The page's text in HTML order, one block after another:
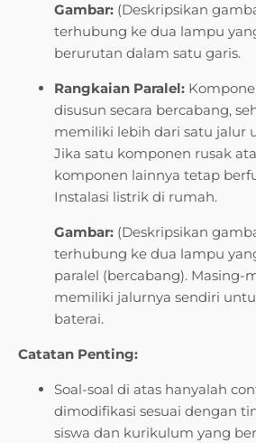
Gambar: (Deskripsikan
terhubung ke dua lampu
berurutan dalam satu garis.
Rangkaian Paralel:
disusun secara bercabang,
memiliki lebih dari satu jalur
Jika satu komponen rusak
komponen lainnya tetap
Instalasi listrik di rumah.
Gambar: (Deskripsikan
terhubung ke dua lampu
paralel (bercabang). Masing-
memiliki jalurnya sendiri
baterai.
Catatan Penting:
Soal-soal di atas hanyalah
dimodifikasi sesuai dengan
siswa dan kurikulum yang